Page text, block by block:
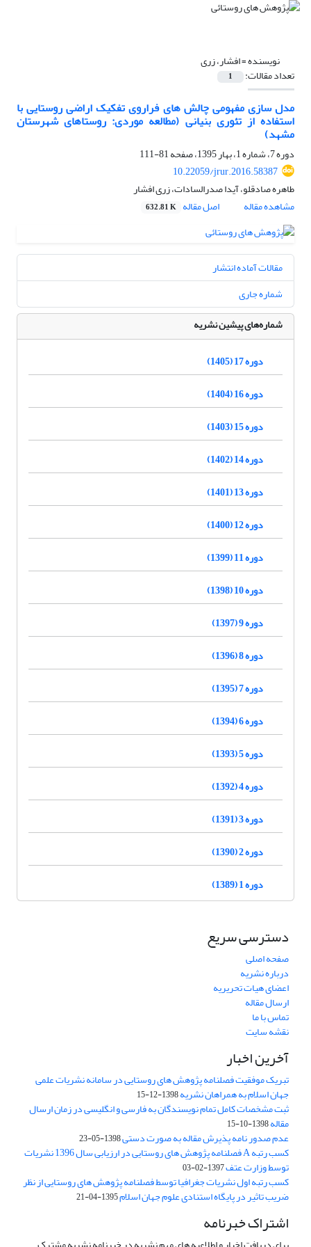
نویسنده =افشار، زری
تعداد مقالات: 1
مدل سازی مفهومی چالش های فراروی تفکیک اراضی روستایی با
استفاده از تئوری بنیانی (مطالعه موردی: روستاهای شهرستان
مشهد)
دوره 7، شماره 1، بهار 1395، صفحه
81-111
10.22059/jrur.2016.58387
طاهره صادقلو، آیدا صدرالسادات، زری افشار
مشاهده مقاله
اصل مقاله 632.81 K
مقالات آماده انتشار
شماره جاری
شماره‌های پیشین نشریه
دوره 17 (1405)
دوره 16 (1404)
دوره 15 (1403)
دوره 14 (1402)
دوره 13 (1401)
دوره 12 (1400)
دوره 11 (1399)
دوره 10 (1398)
دوره 9 (1397)
دوره 8 (1396)
دوره 7 (1395)
دوره 6 (1394)
دوره 5 (1393)
دوره 4 (1392)
دوره 3 (1391)
دوره 2 (1390)
دوره 1 (1389)
دسترسی سریع
صفحه اصلی
درباره نشریه
اعضای هیات تحریریه
ارسال مقاله
تماس با ما
نقشه سایت
آخرین اخبار
تبریک موفقیت فصلنامه پژوهش های روستایی در سامانه نشریات علمی
جهان اسلام به همراهان نشریه1398-12-15
ثبت مشخصات کامل تمام نویسندگان به فارسی و انگلیسی در زمان ارسال
مقاله1398-10-15
عدم صدور نامه پذیرش مقاله به صورت دستی1398-05-23
کسب رتبه A فصلنامه پژوهش های روستایی در ارزیابی سال 1396 نشریات
توسط وزارت عتف1397-02-03
کسب رتبه اول نشریات جغرافیا توسط فصلنامه پژوهش های روستایی از نظر
ضریب تاثیر در پایگاه استنادی علوم جهان اسلام1395-04-21
اشتراک خبرنامه